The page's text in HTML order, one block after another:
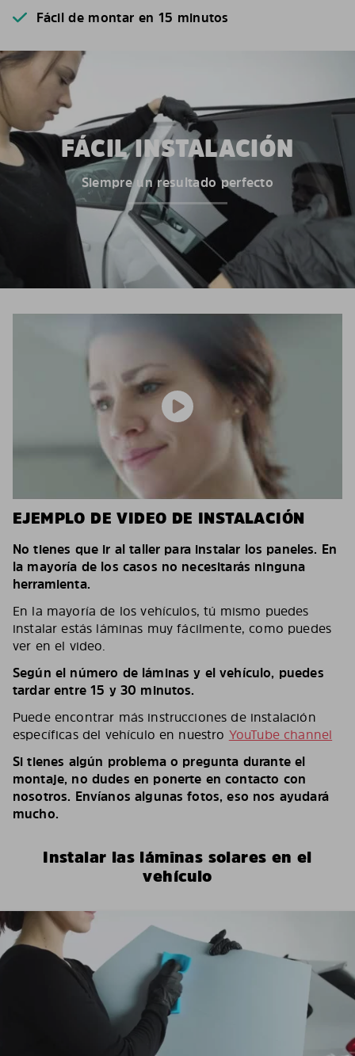
Fácil de montar en 15 minutos
FÁCIL INSTALACIÓN
Siempre un resultado perfecto
EJEMPLO DE VIDEO DE INSTALACIÓN
No tienes que ir al taller para instalar los paneles. En
la mayoría de los casos no necesitarás ninguna
herramienta.
En la mayoría de los vehículos, tú mismo puedes
instalar estás láminas muy fácilmente, como puedes
ver en el video.
Según el número de láminas y el vehículo, puedes
tardar entre 15 y 30 minutos.
Puede encontrar más instrucciones de instalación
específicas del vehículo en nuestro YouTube channel
Si tienes algún problema o pregunta durante el
montaje, no dudes en ponerte en contacto con
nosotros. Envíanos algunas fotos, eso nos ayudará
mucho.
Instalar las láminas solares en el
vehículo